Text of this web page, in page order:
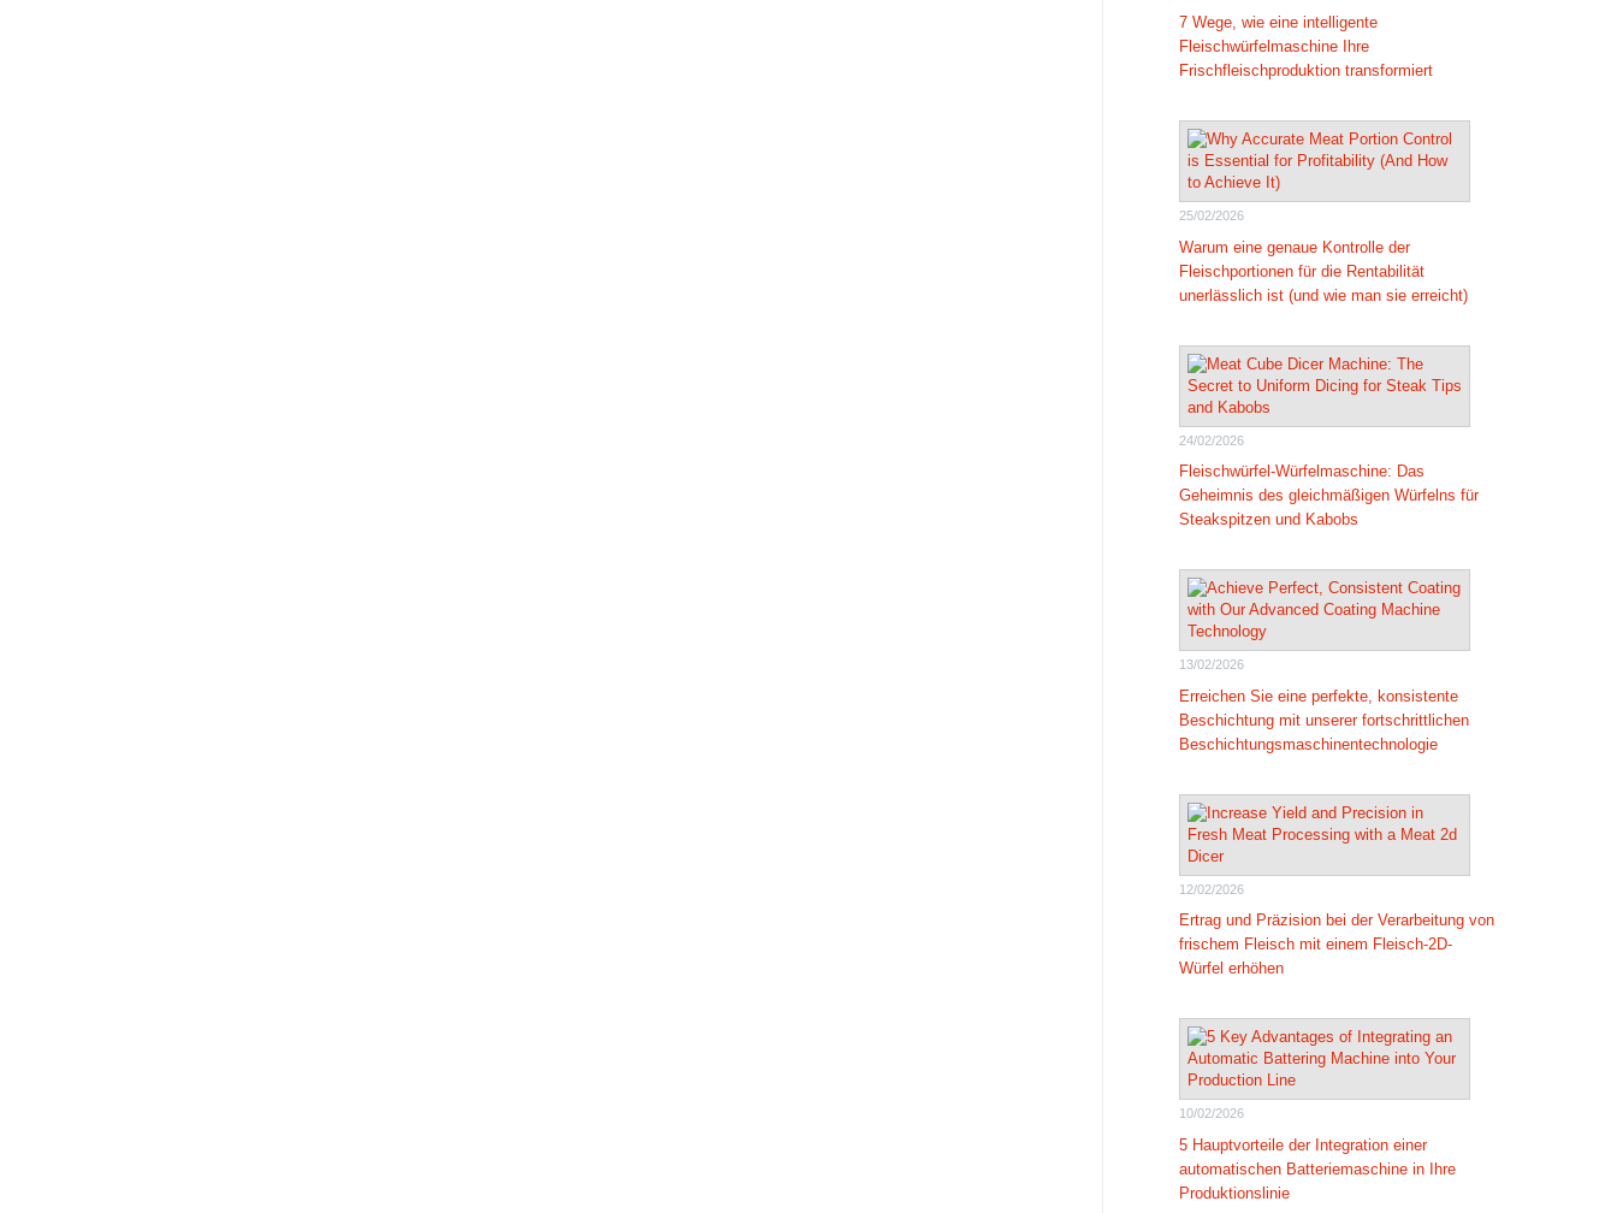
7 Wege, wie eine intelligente
Fleischwürfelmaschine Ihre
Frischfleischproduktion transformiert
25/02/2026
Warum eine genaue Kontrolle der
Fleischportionen für die Rentabilität
unerlässlich ist (und wie man sie erreicht)
24/02/2026
Fleischwürfel-Würfelmaschine: Das
Geheimnis des gleichmäßigen Würfelns für
Steakspitzen und Kabobs
13/02/2026
Erreichen Sie eine perfekte, konsistente
Beschichtung mit unserer fortschrittlichen
Beschichtungsmaschinentechnologie
12/02/2026
Ertrag und Präzision bei der Verarbeitung von
frischem Fleisch mit einem Fleisch-2D-
Würfel erhöhen
10/02/2026
5 Hauptvorteile der Integration einer
automatischen Batteriemaschine in Ihre
Produktionslinie